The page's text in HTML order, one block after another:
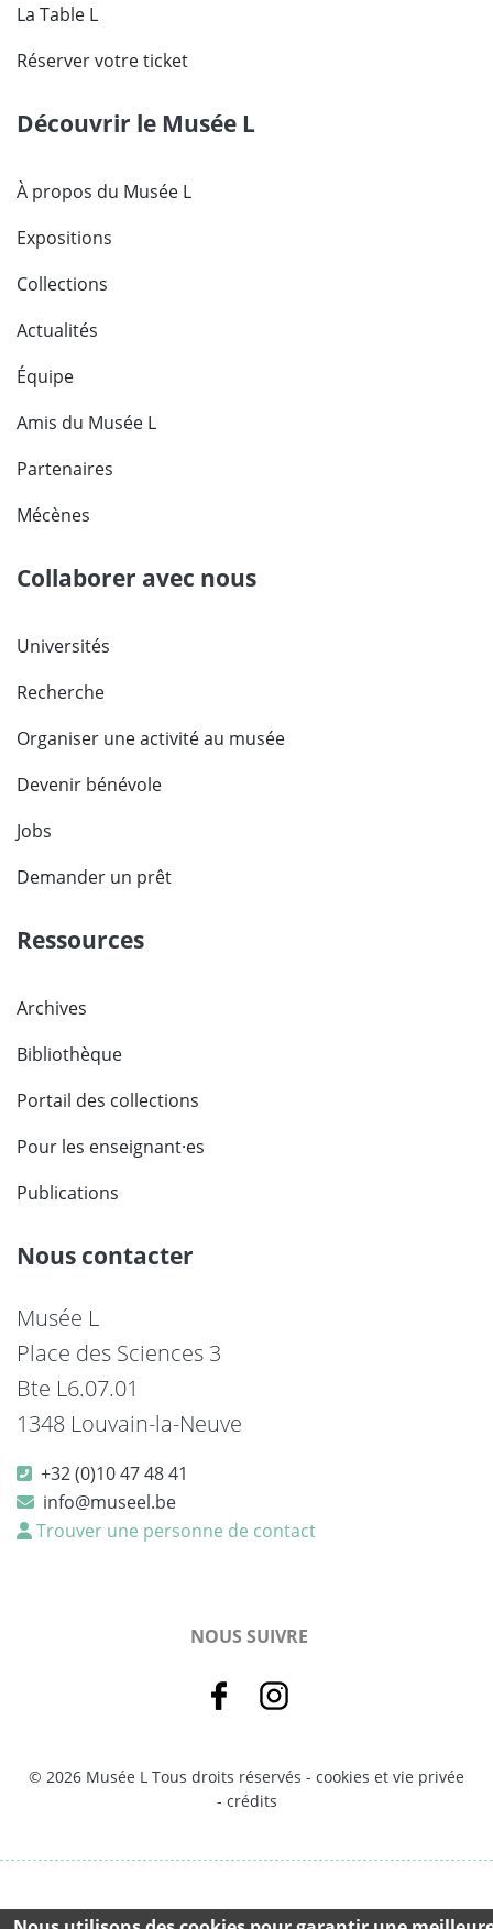
La Table L
Réserver votre ticket
Découvrir le Musée L
À propos du Musée L
Expositions
Collections
Actualités
Équipe
Amis du Musée L
Partenaires
Mécènes
Collaborer avec nous
Universités
Recherche
Organiser une activité au musée
Devenir bénévole
Jobs
Demander un prêt
Ressources
Archives
Bibliothèque
Portail des collections
Pour les enseignant·es
Publications
Nous contacter
Musée L
Place des Sciences 3
Bte L6.07.01
1348 Louvain-la-Neuve
+32 (0)10 47 48 41
info@museel.be
Trouver une personne de contact
NOUS SUIVRE
© 2026 Musée L Tous droits réservés - cookies et vie privée
- crédits